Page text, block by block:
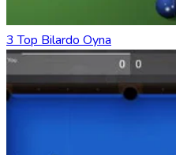
3 Top Bilardo Oyna